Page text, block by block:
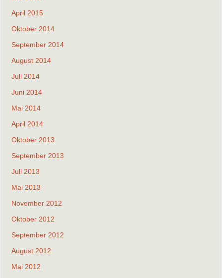
April 2015
Oktober 2014
September 2014
August 2014
Juli 2014
Juni 2014
Mai 2014
April 2014
Oktober 2013
September 2013
Juli 2013
Mai 2013
November 2012
Oktober 2012
September 2012
August 2012
Mai 2012